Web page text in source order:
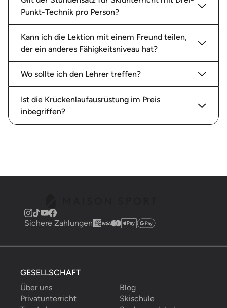
Punkt-Technik pro Person?
Kann ich die Lektion mit einem Freund teilen,
der ein anderes Fähigkeitsniveau hat?
Wo sollte ich den Lehrer treffen?
Ist die Krückenlaufausrüstung im Preis
inbegriffen?
Sichere Zahlungen
GESELLSCHAFT
Über uns
Blog
Privatunterricht
Skischule